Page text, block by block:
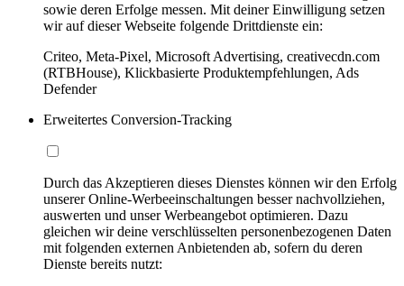
sowie deren Erfolge messen. Mit deiner Einwilligung setzen
wir auf dieser Webseite folgende Drittdienste ein:
Criteo, Meta-Pixel, Microsoft Advertising, creativecdn.com
(RTBHouse), Klickbasierte Produktempfehlungen, Ads
Defender
Erweitertes Conversion-Tracking
Durch das Akzeptieren dieses Dienstes können wir den Erfolg
unserer Online-Werbeeinschaltungen besser nachvollziehen,
auswerten und unser Werbeangebot optimieren. Dazu
gleichen wir deine verschlüsselten personenbezogenen Daten
mit folgenden externen Anbietenden ab, sofern du deren
Dienste bereits nutzt: